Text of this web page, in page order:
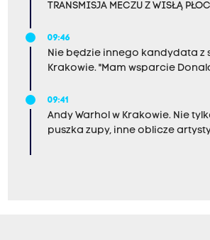
TRANSMISJA MECZU Z WISŁĄ
09:46
Nie będzie innego kandydata z
Krakowie. "Mam wsparcie
09:41
Andy Warhol w Krakowie. Nie
puszka zupy, inne oblicze